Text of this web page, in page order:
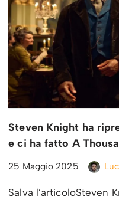
Steven Knight ha
e ci ha fatto A
25 Maggio 2025
Salva l’articoloSteven